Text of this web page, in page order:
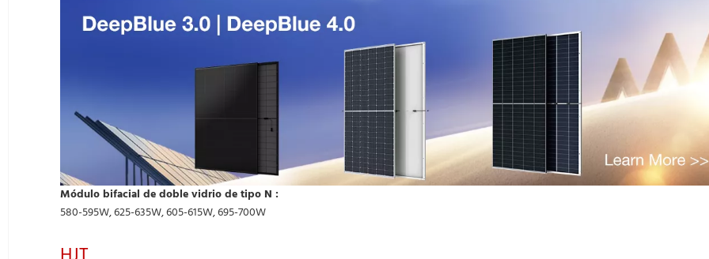
Módulo bifacial de doble vidriode tipo N :
580-595W, 625-635W, 605-615W, 695-700W